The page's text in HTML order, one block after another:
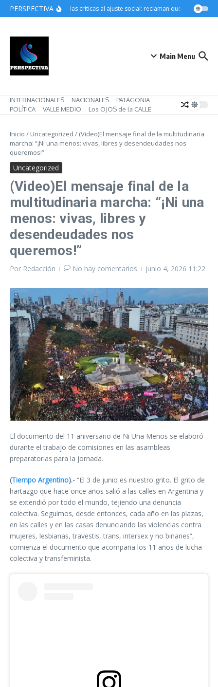
Saltar al contenido
PERSPECTIVACrecen las críticas al ajuste social: reclaman que Pettovello
Main Menu
INTERNACIONALES NACIONALES
PATAGONIA
POLÍTICA
VALLE MEDIO Los OJOS de la CALLE
Inicio / Uncategorized / (Video)El mensaje final de la multitudinaria
marcha: “¡Ni una menos: vivas, libres y desendeudades nos
queremos!”
Uncategorized
(Video)El mensaje final de la
multitudinaria marcha: “¡Ni una
menos: vivas, libres y
desendeudades nos
queremos!”
Por Redacción No hay comentarios junio 4, 2026 11:22
El documento del 11 aniversario de Ni Una Menos se elaboró
durante el trabajo de comisiones en las asambleas
preparatorias para la jornada.
(Tiempo Argentino).- “El 3 de junio es nuestro grito. El grito de
hartazgo que hace once años salió a las calles en Argentina y
se extendió por todo el mundo, tejiendo una denuncia
colectiva. Seguimos, desde entonces, cada año en las plazas,
en las calles y en las casas denunciando las violencias contra
mujeres, lesbianas, travestis, trans, intersex y no binaries”,
comienza el documento que acompaña los 11 años de lucha
colectiva y transfeminista.